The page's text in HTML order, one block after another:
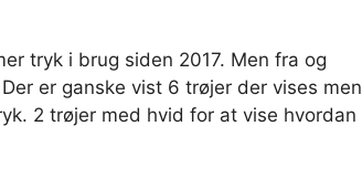
tryk i brug siden 2017. Men fra og
er ganske vist 6 trøjer der vises men
2 trøjer med hvid for at vise hvordan